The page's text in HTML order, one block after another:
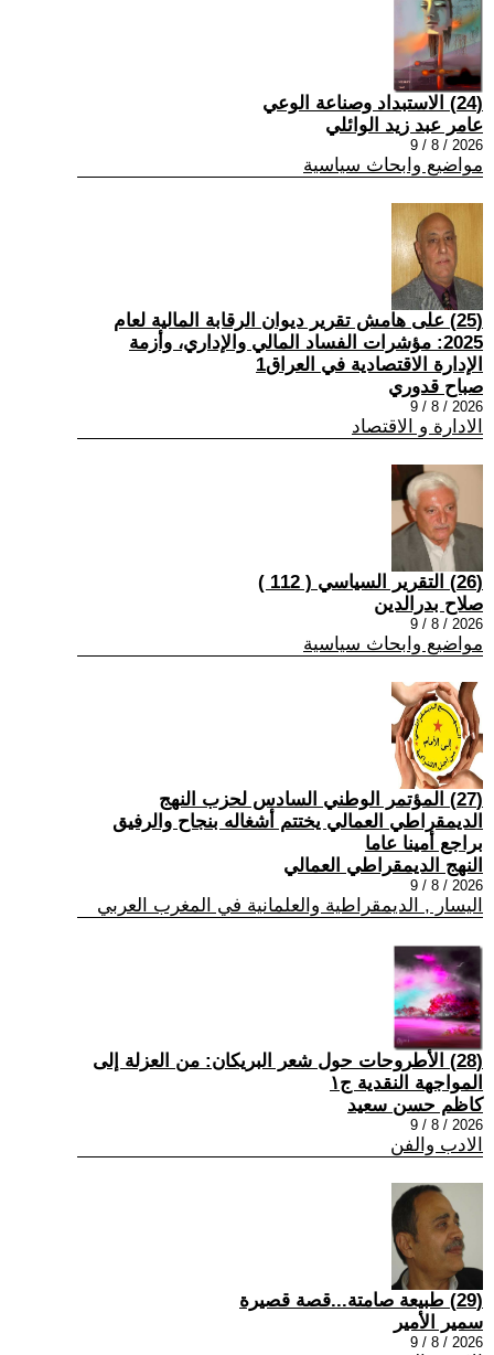
(24) الاستبداد وصناعة الوعي
عامر عبد زيد الوائلي
2026 / 8 / 9
مواضيع وابحاث سياسية
(25) على هامش تقرير ديوان الرقابة المالية لعام
2025: مؤشرات الفساد المالي والإداري، وأزمة
الإدارة الاقتصادية في العراق1
صباح قدوري
2026 / 8 / 9
الادارة و الاقتصاد
(26) التقرير السياسي ( 112 )
صلاح بدرالدين
2026 / 8 / 9
مواضيع وابحاث سياسية
(27) المؤتمر الوطني السادس لحزب النهج
الديمقراطي العمالي يختتم أشغاله بنجاح والرفيق
براجع أمينا عاما
النهج الديمقراطي العمالي
2026 / 8 / 9
اليسار , الديمقراطية والعلمانية في المغرب العربي
(28) الأطروحات حول شعر البريكان: من العزلة إلى
المواجهة النقدية ج١
كاظم حسن سعيد
2026 / 8 / 9
الادب والفن
(29) طبيعة صامتة...قصة قصيرة
سمير الأمير
2026 / 8 / 9